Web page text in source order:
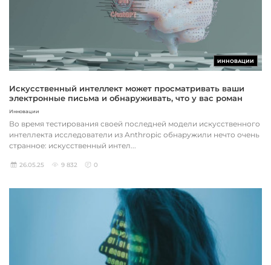
ИННОВАЦИИ
Искусственный интеллект может просматривать ваши
электронные письма и обнаруживать, что у вас роман
Инновации
Во время тестирования своей последней модели искусственного
интеллекта исследователи из Anthropic обнаружили нечто очень
странное: искусственный интел...
26.05.25 9 832 0